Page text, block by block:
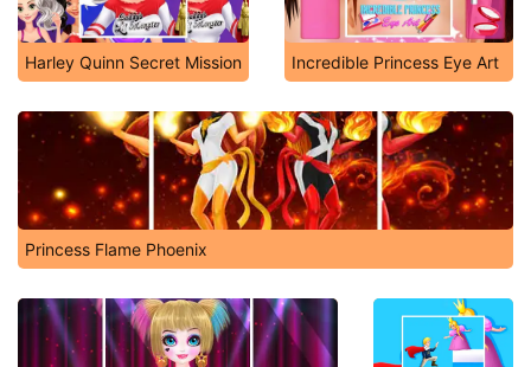
Harley Quinn Secret Mission Incredible Princess Eye Art
Princess Flame Phoenix